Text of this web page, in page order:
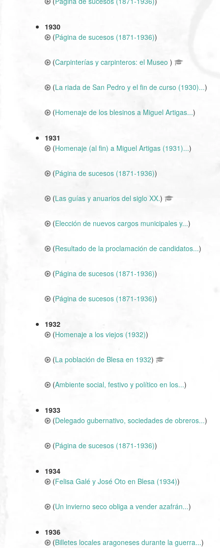
1930
(Página de sucesos (1871-1936))
(Carpinterías y carpinteros: el Museo)
(La riada de San Pedro y el fin de curso (1930)...)
(Homenaje de los blesinos a Miguel Artigas...)
1931
(Homenaje (al fin) a Miguel Artigas (1931)...)
(Página de sucesos (1871-1936))
(Las guías y anuarios del siglo XX.)
(Elección de nuevos cargos municipales y...)
(Resultado de la proclamación de candidatos...)
(Página de sucesos (1871-1936))
(Página de sucesos (1871-1936))
1932
(Homenaje a los viejos (1932))
(La población de Blesa en 1932)
(Ambiente social, festivo y político en los...)
1933
(Delegado gubernativo, sociedades de obreros...)
(Página de sucesos (1871-1936))
1934
(Felisa Galé y José Oto en Blesa (1934))
(Un invierno seco obliga a vender azafrán...)
1936
(Billetes locales aragoneses durante la guerra...)